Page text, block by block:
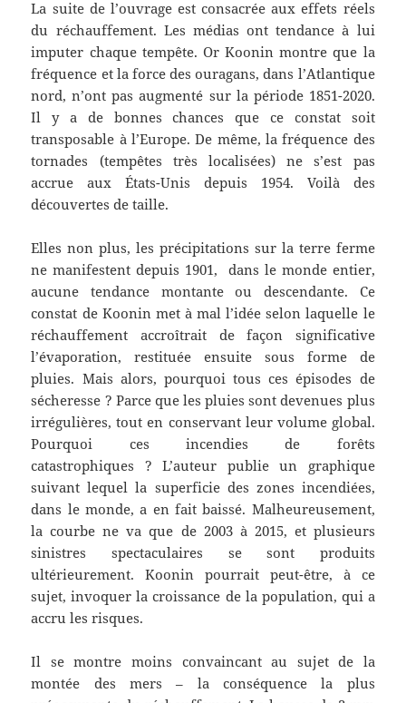
La suite de l’ouvrage est consacrée aux effets réels
du réchauffement. Les médias ont tendance à lui
imputer chaque tempête. Or Koonin montre que la
fréquence et la force des ouragans, dans l’Atlantique
nord, n’ont pas augmenté sur la période 1851-2020.
Il y a de bonnes chances que ce constat soit
transposable à l’Europe. De même, la fréquence des
tornades (tempêtes très localisées) ne s’est pas
accrue aux États-Unis depuis 1954. Voilà des
découvertes de taille.
Elles non plus, les précipitations sur la terre ferme
ne manifestent depuis 1901, dans le monde entier,
aucune tendance montante ou descendante. Ce
constat de Koonin met à mal l’idée selon laquelle le
réchauffement accroîtrait de façon significative
l’évaporation, restituée ensuite sous forme de
pluies. Mais alors, pourquoi tous ces épisodes de
sécheresse ? Parce que les pluies sont devenues plus
irrégulières, tout en conservant leur volume global.
Pourquoi ces incendies de forêts
catastrophiques ? L’auteur publie un graphique
suivant lequel la superficie des zones incendiées,
dans le monde, a en fait baissé. Malheureusement,
la courbe ne va que de 2003 à 2015, et plusieurs
sinistres spectaculaires se sont produits
ultérieurement. Koonin pourrait peut-être, à ce
sujet, invoquer la croissance de la population, qui a
accru les risques.
Il se montre moins convaincant au sujet de la
montée des mers – la conséquence la plus